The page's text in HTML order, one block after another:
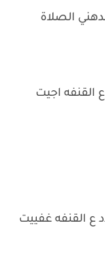
الصلاة
اجيت
ع القنفه غفييت